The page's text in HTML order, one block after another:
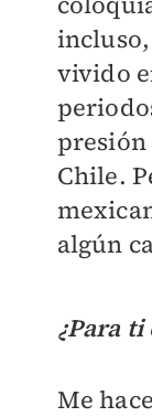
vivido
presión
Chile.
algún
¿Para
Me